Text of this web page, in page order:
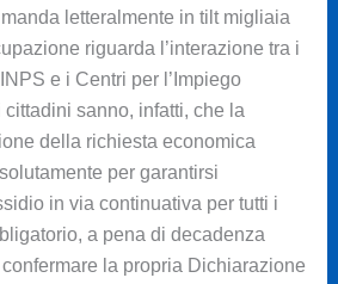
letteralmente in tilt migliaia
riguarda l’interazione tra i
e i Centri per l’Impiego
sanno, infatti, che la
della richiesta economica
per garantirsi
in via continuativa per tutti i
a pena di decadenza
la propria Dichiarazione